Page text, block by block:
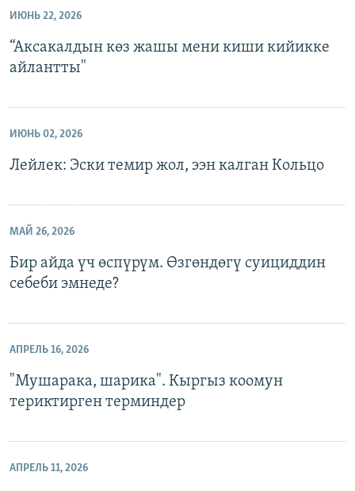
ИЮНЬ 22, 2026
“Аксакалдын көз жашы мени киши кийикке
айлантты"
ИЮНЬ 02, 2026
Лейлек: Эски темир жол, ээн калган Кольцо
МАЙ 26, 2026
Бир айда үч өспүрүм. Өзгөндөгү суициддин
себеби эмнеде?
АПРЕЛЬ 16, 2026
"Мушарака, шарика". Кыргыз коомун
териктирген терминдер
АПРЕЛЬ 11, 2026